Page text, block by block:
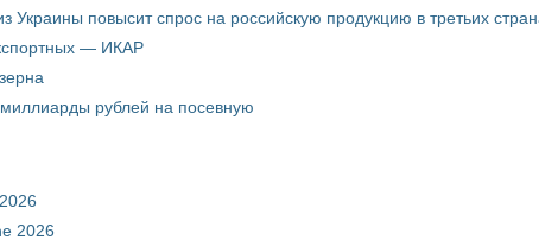
Украины повысит спрос на российскую продукцию в третьих
— ИКАР
рублей на посевную
2026